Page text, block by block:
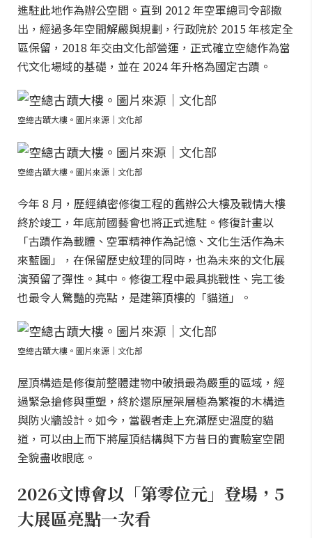
進駐此地作為辦公空間。直到 2012 年空軍總司令部撤
出，經過多年空間解嚴與規劃，行政院於 2015 年核定全
區保留，2018 年交由文化部營運，正式確立空總作為當
代文化場域的基礎，並在 2024 年升格為國定古蹟。
空總古蹟大樓。圖片來源｜文化部
空總古蹟大樓。圖片來源｜文化部
今年 8 月，歷經縝密修復工程的舊辦公大樓及戰情大樓
終於竣工，年底前國藝會也將正式進駐。修復計畫以
「古蹟作為載體、空軍精神作為記憶、文化生活作為未
來藍圖」，在保留歷史紋理的同時，也為未來的文化展
演預留了彈性。其中。修復工程中最具挑戰性、完工後
也最令人驚豔的亮點，是建築頂樓的「貓道」。
空總古蹟大樓。圖片來源｜文化部
屋頂構造是修復前整體建物中破損最為嚴重的區域，經
過緊急搶修與重塑，終於還原屋架層極為繁複的木構造
與防火牆設計。如今，當觀者走上充滿歷史溫度的貓
道，可以由上而下將屋頂結構與下方昔日的實驗室空間
全貌盡收眼底。
2026文博會以「第零位元」登場，5
大展區亮點一次看